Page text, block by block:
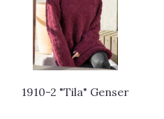
1910-2 "Tila" Genser